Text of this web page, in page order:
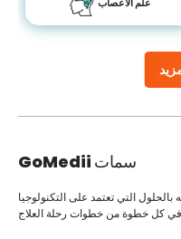
GoMedii سمات
التي تعتمد على التكنولوجيا